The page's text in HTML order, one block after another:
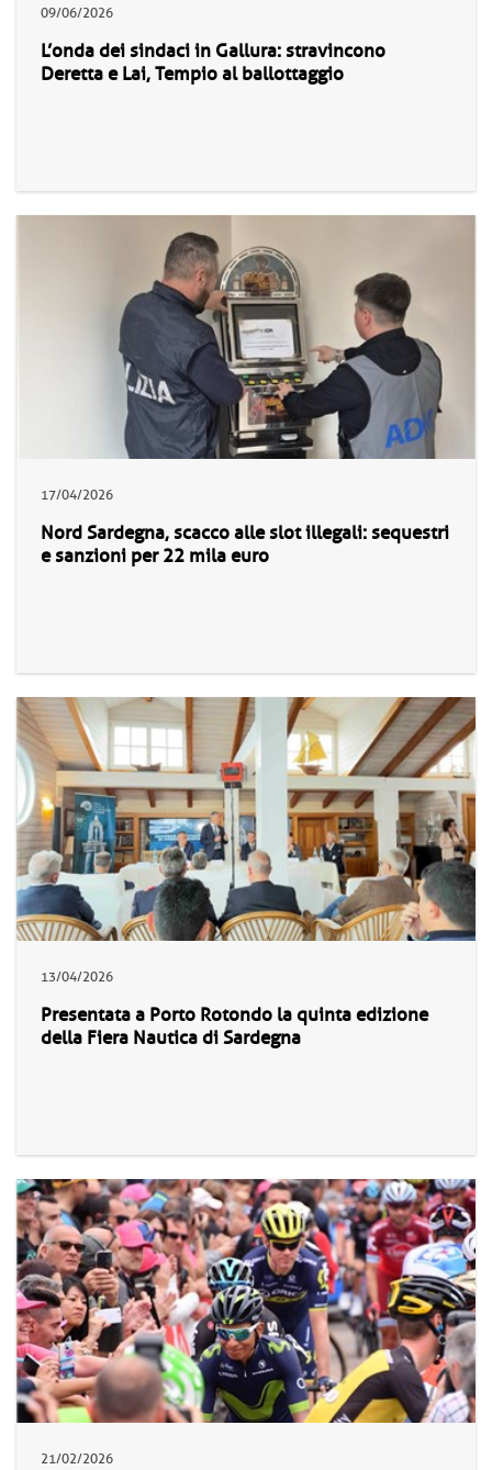
09/06/2026
L’onda dei sindaci in Gallura: stravincono
Deretta e Lai, Tempio al ballottaggio
17/04/2026
Nord Sardegna, scacco alle slot illegali: sequestri
e sanzioni per 22 mila euro
13/04/2026
Presentata a Porto Rotondo la quinta edizione
della Fiera Nautica di Sardegna
21/02/2026